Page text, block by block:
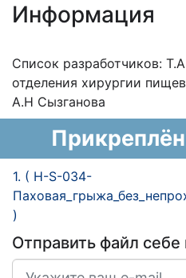
Информация
Список разработчиков:
отделения хирургии
А.Н Сызганова
1. ( H-S-034-
)
Отправить файл себе